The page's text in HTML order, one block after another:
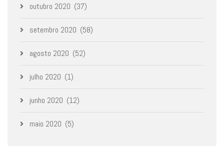
outubro 2020 (37)
setembro 2020 (58)
agosto 2020 (52)
julho 2020 (1)
junho 2020 (12)
maio 2020 (5)